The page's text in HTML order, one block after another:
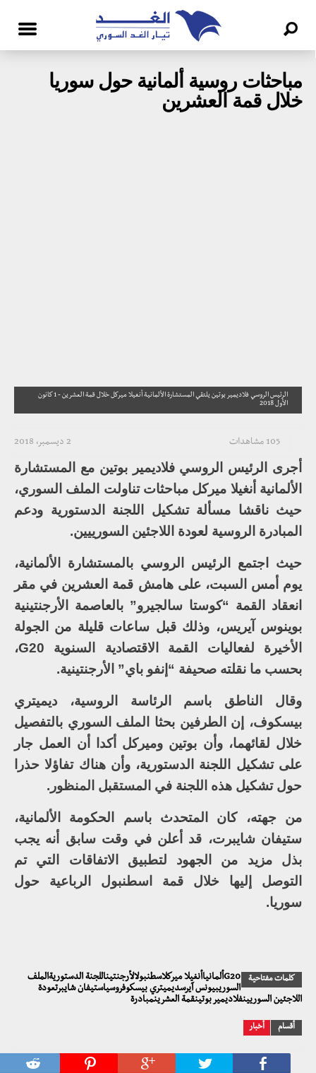
مباحثات روسية ألمانية حول سوريا
خلال قمة العشرين
الرئيس الروسي فلاديمير بوتين يلتقي المستشارة الألمانية أنغيلا ميركل خلال قمة العشرين - 1 كانون
الأول 2018
2 ديسمبر، 2018 105 مشاهدات
أجرى الرئيس الروسي فلاديمير بوتين مع المستشارة
الألمانية أنغيلا ميركل مباحثات تناولت الملف السوري،
حيث ناقشا مسألة تشكيل اللجنة الدستورية ودعم
المبادرة الروسية لعودة اللاجئين السورييين.
حيث اجتمع الرئيس الروسي بالمستشارة الألمانية،
يوم أمس السبت، على هامش قمة العشرين في مقر
انعقاد القمة “كوستا سالجيرو” بالعاصمة الأرجنتينية
بوينوس آيريس، وذلك قبل ساعات قليلة من الجولة
الأخيرة لفعاليات القمة الاقتصادية السنوية G20،
بحسب ما نقلته صحيفة “إنفو باي” الأرجنتينية.
وقال الناطق باسم الرئاسة الروسية، ديميتري
بيسكوف، إن الطرفين بحثا الملف السوري بالتفصيل
خلال لقائهما، وأن بوتين وميركل أكدا أن العمل جار
على تشكيل اللجنة الدستورية، وأن هناك تفاؤلا حذرا
حول تشكيل هذه اللجنة في المستقبل المنظور.
من جهته، كان المتحدث باسم الحكومة الألمانية،
ستيفان شايبرت، قد أعلن في وقت سابق أنه يجب
بذل مزيد من الجهود لتطبيق الاتفاقات التي تم
التوصل إليها خلال قمة اسطنبول الرباعية حول
سوريا.
كلمات مفتاحية
G20ألمانياأنغيلا ميركلاسطنبولالأرجنتيناللجنة الدستوريةالملف
السوريبيونس آيرسديميتري بيسكوفروسياستيفان شايبرتعودة
اللاجئين السوريينفلاديمير بوتينقمة العشرينمبادرة
أقسام أخبار